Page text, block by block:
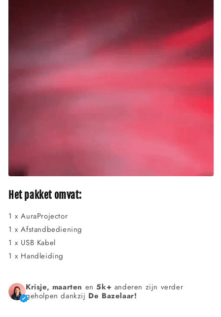
Het pakket omvat:
1 x AuraProjector
1 x Afstandbediening
1 x USB Kabel
1 x Handleiding
Krisje, maarten en5k+ anderen zijn verder
geholpen dankzij De Bazelaar!